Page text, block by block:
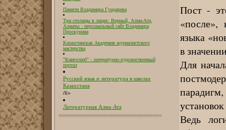
Памяти Владимира Гундарева
Три столицы в лицах: Верный, Алма-Ата,
Алматы - персональный сайт Владимира
Проскурина
Казахстанская Академия журналистского
мастерства
"Книголюб" - литературно-художественный
портал
Русский язык и литература в школах
Казахстана
/li>
Литературная Алма-Ата
Пост -
«после»,
языка
в
Для
Ведь